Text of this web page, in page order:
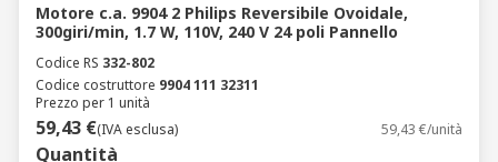
Motore c.a. 9904 2 Philips Reversibile Ovoidale,
300giri/min, 1.7 W, 110V, 240 V 24 poli Pannello
Codice RS 332-802
Codice costruttore 9904 111 32311
Prezzo per 1 unità
59,43 €(IVA esclusa) 59,43 €/unità
Quantità